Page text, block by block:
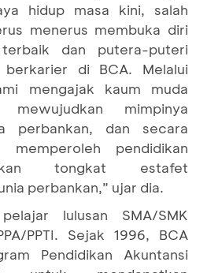
hidup masa kini, salah
menerus membuka diri
dan putera-puteri
di BCA. Melalui
mengajak kaum muda
mimpinya
perbankan, dan secara
memperoleh pendidikan
tongkat estafet
perbankan,” ujar dia.
lulusan SMA/SMK
PPTI. Sejak 1996, BCA
Pendidikan Akuntansi